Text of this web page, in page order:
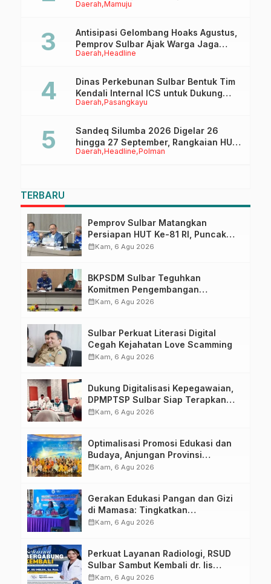
Daerah Mamuju
Lapangan Ahmad Kirang
Daerah Headline
Antisipasi Gelombang Hoaks Agustus,
Pemprov Sulbar Ajak Warga Jaga
Ruang Digital
Daerah Pasangkayu
Dinas Perkebunan Sulbar Bentuk Tim
Kendali Internal ICS untuk Dukung
Sertifikasi ISPO Pekebun di
Daerah Headline Polman
Sandeq Silumba 2026 Digelar 26
hingga 27 September, Rangkaian HUT
Sulbar
TERBARU
Pemprov Sulbar Matangkan
Persiapan HUT Ke-81 RI, Puncak
Upacara di Lapangan Ahmad
calendar_monthKam, 6 Agu 2026
BKPSDM Sulbar Teguhkan
Komitmen Pengembangan
Kompetensi ASN melalui
calendar_monthKam, 6 Agu 2026
Sulbar Perkuat Literasi Digital
Cegah Kejahatan Love Scamming
calendar_monthKam, 6 Agu 2026
Dukung Digitalisasi Kepegawaian,
DPMPTSP Sulbar Siap Terapkan
Aplikasi FLEKSI ASN
calendar_monthKam, 6 Agu 2026
Optimalisasi Promosi Edukasi dan
Budaya, Anjungan Provinsi
Sulawesi Barat Perkuat Kolaborasi
calendar_monthKam, 6 Agu 2026
Gerakan Edukasi Pangan dan Gizi
di Mamasa: Tingkatkan
Pengetahuan dan Keterampilan
calendar_monthKam, 6 Agu 2026
Perkuat Layanan Radiologi, RSUD
Sulbar Sambut Kembali dr. Iis
Imelda, Sp.Rad
calendar_monthKam, 6 Agu 2026